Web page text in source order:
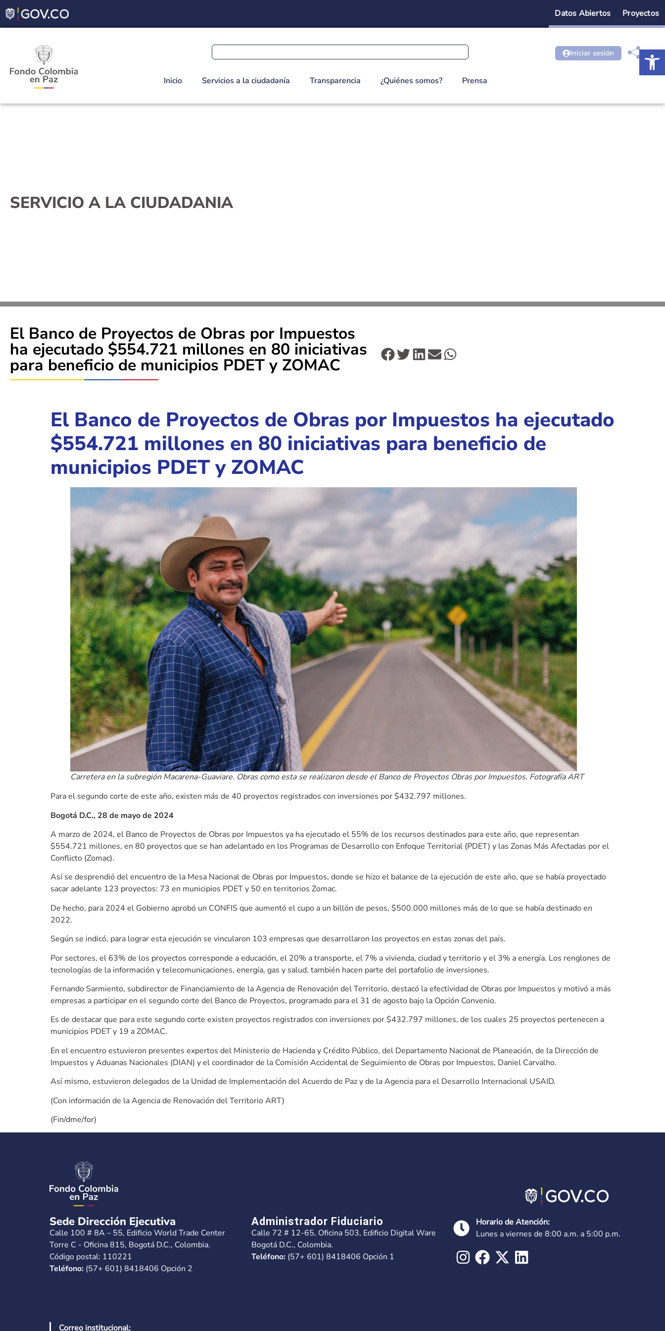
Datos Abiertos Proyectos
Inicio Servicios a la ciudadanía Transparencia ¿Quiénes somos? Prensa
Iniciar sesión
SERVICIO A LA CIUDADANIA
El Banco de Proyectos de Obras por Impuestos
ha ejecutado $554.721 millones en 80 iniciativas
para beneficio de municipios PDET y ZOMAC
El Banco de Proyectos de Obras por Impuestos ha ejecutado
$554.721 millones en 80 iniciativas para beneficio de
municipios PDET y ZOMAC
Carretera en la subregión Macarena-Guaviare. Obras como esta se realizaron desde el Banco de Proyectos Obras por Impuestos.​​ Fotografía ART
Para el segundo corte de este año, existen más de 40 proyectos registrados con inversiones por $432.797 millones.
Bogotá D.C., 28 de mayo de 2024
A marzo de 2024, el Banco de Proyectos de Obras por Impuestos ya ha ejecutado el 55% de los recursos destinados para este año, que representan
$554.721 millones, en 80 proyectos que se han adelantado en los Programas de Desarrollo con Enfoque Territorial (PDET) y las Zonas Más Afectadas por el
Conflicto (Zomac).
Así se desprendió del encuentro de la Mesa Nacional de Obras por Impuestos, donde se hizo el balance de la ejecución de este año, que se había proyectado
sacar adelante 123 proyectos: 73 en municipios PDET y 50 en territorios Zomac.
De hecho, para 2024 el Gobierno aprobó un CONFIS que aumentó el cupo a un billón de pesos, $500.000 millones más de lo que se había destinado en
2022.
Según se indicó, para lograr esta ejecución se vincularon 103 empresas que desarrollaron los proyectos en estas zonas del país.
Por sectores, el 63% de los proyectos corresponde a educación, el 20% a transporte, el 7% a vivienda, ciudad y territorio y el 3% a energía. Los renglones de
tecnologías de la información y telecomunicaciones, energía, gas y salud, también hacen parte del portafolio de inversiones.
Fernando Sarmiento, subdirector de Financiamiento de la Agencia de Renovación del Territorio, destacó la efectividad de Obras por Impuestos y motivó a más
empresas a participar en el segundo corte del Banco de Proyectos, programado para el 31 de agosto bajo la Opción Convenio.
Es de destacar que para este segundo corte existen proyectos registrados con inversiones por $432.797 millones, de los cuales 25 proyectos pertenecen a
municipios PDET y 19 a ZOMAC.
En el encuentro estuvieron presentes expertos del Ministerio de Hacienda y Crédito Público, del Departamento Nacional de Planeación, de la Dirección de
Impuestos y Aduanas Nacionales (DIAN) y el coordinador de la Comisión Accidental de Seguimiento de Obras por Impuestos, Daniel Carvalho.
Así mismo, estuvieron delegados de la Unidad de Implementación del Acuerdo de Paz y de la Agencia para el Desarrollo Internacional USAID.
(Con información de la Agencia de Renovación del Territorio ART)
(Fin/dme/for)
Sede Dirección Ejecutiva
Calle 100 # 8A – 55, Edificio World Trade Center
Torre C - Oficina 815, Bogotá D.C., Colombia.
Código postal: 110221
Teléfono: (57+ 601) 8418406 Opción 2
Administrador Fiduciario
Calle 72 # 12-65, Oficina 503, Edificio Digital Ware
Bogotá D.C., Colombia.
Teléfono: (57+ 601) 8418406 Opción 1
Horario de Atención:
Lunes a viernes de 8:00 a.m. a 5:00 p.m.
Correo institucional: